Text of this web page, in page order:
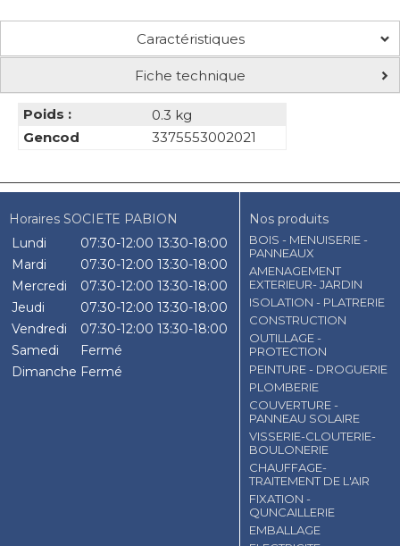
Caractéristiques
Fiche technique
Poids :
0.3 kg
Gencod
3375553002021
Horaires SOCIETE PABION
Lundi
07:30-12:00 13:30-18:00
Mardi
07:30-12:00 13:30-18:00
Mercredi
07:30-12:00 13:30-18:00
Jeudi
07:30-12:00 13:30-18:00
Vendredi
07:30-12:00 13:30-18:00
Samedi
Fermé
Dimanche Fermé
Nos produits
BOIS - MENUISERIE -
PANNEAUX
AMENAGEMENT
EXTERIEUR- JARDIN
ISOLATION - PLATRERIE
CONSTRUCTION
OUTILLAGE -
PROTECTION
PEINTURE - DROGUERIE
PLOMBERIE
COUVERTURE -
PANNEAU SOLAIRE
VISSERIE-CLOUTERIE-
BOULONERIE
CHAUFFAGE-
TRAITEMENT DE L'AIR
FIXATION -
QUNCAILLERIE
EMBALLAGE